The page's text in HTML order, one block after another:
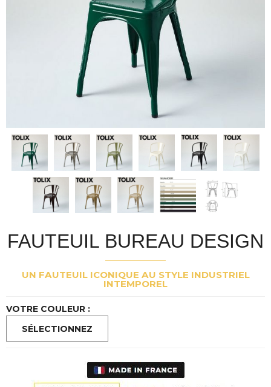
FAUTEUIL BUREAU DESIGN
UN FAUTEUIL ICONIQUE AU STYLE INDUSTRIEL
INTEMPOREL
VOTRE COULEUR :